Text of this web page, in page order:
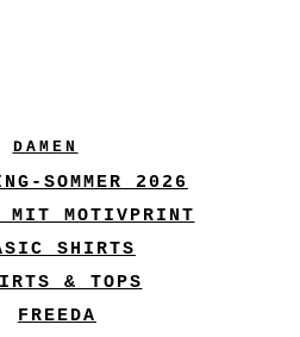
DAMEN
SOMMER 2026
MIT MOTIVPRINT
SHIRTS
& TOPS
FREEDA